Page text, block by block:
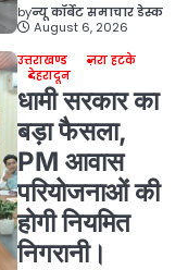
byन्यू कॉर्बेट समाचार डेस्क
August 6, 2026
उत्तराखण्ड
ज़रा हटके
देहरादून
धामी सरकार का
बड़ा फैसला,
PM आवास
परियोजनाओं की
होगी नियमित
निगरानी।